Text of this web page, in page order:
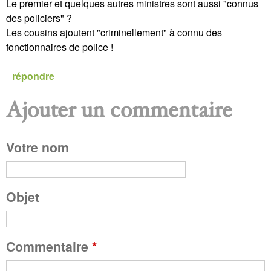
Le premier et quelques autres ministres sont aussi "connus
des policiers" ?
Les cousins ajoutent "criminellement" à connu des
fonctionnaires de police !
répondre
P
a
g
e
s
Ajouter un commentaire
Votre nom
Objet
Commentaire *